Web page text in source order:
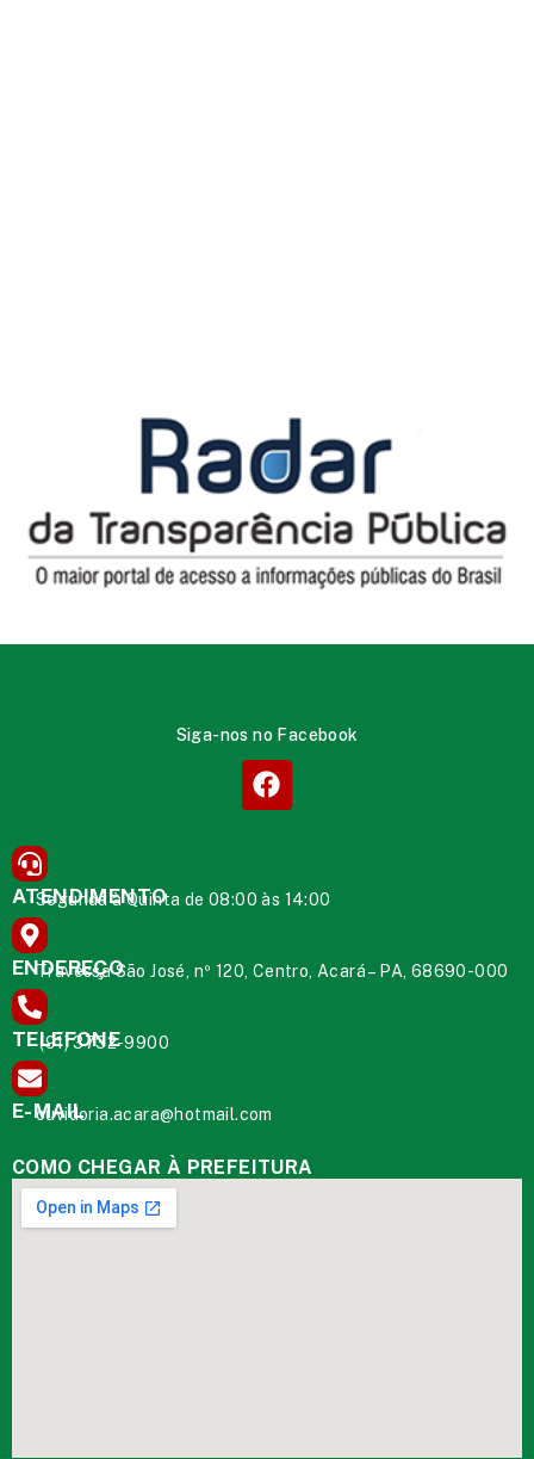
Siga-nos no Facebook
ATENDIMENTO
Segunda à Quinta de 08:00 às 14:00
ENDEREÇO
Travessa São José, nº 120, Centro, Acará – PA, 68690-000
TELEFONE
(91) 3732-9900
E-MAIL
ouvidoria.acara@hotmail.com
COMO CHEGAR À PREFEITURA